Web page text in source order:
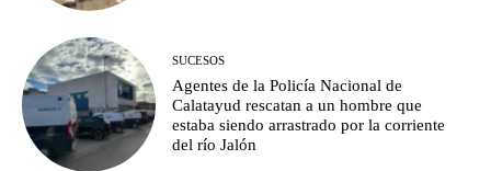
SUCESOS
Agentes de la Policía Nacional de
Calatayud rescatan a un hombre que
estaba siendo arrastrado por la corriente
del río Jalón